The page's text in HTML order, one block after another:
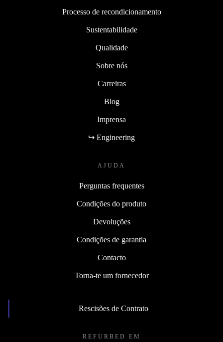
Processo de recondicionamento
Sustentabilidade
Qualidade
Sobre nós
Carreiras
Blog
Imprensa
↪ Engineering
Perguntas frequentes
Condições do produto
Devoluções
Condições de garantia
Contacto
Torna-te um fornecedor
Rescisões de Contrato